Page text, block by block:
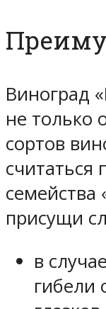
Виноград
не только
сортов
считаться
присущи
в
гибели